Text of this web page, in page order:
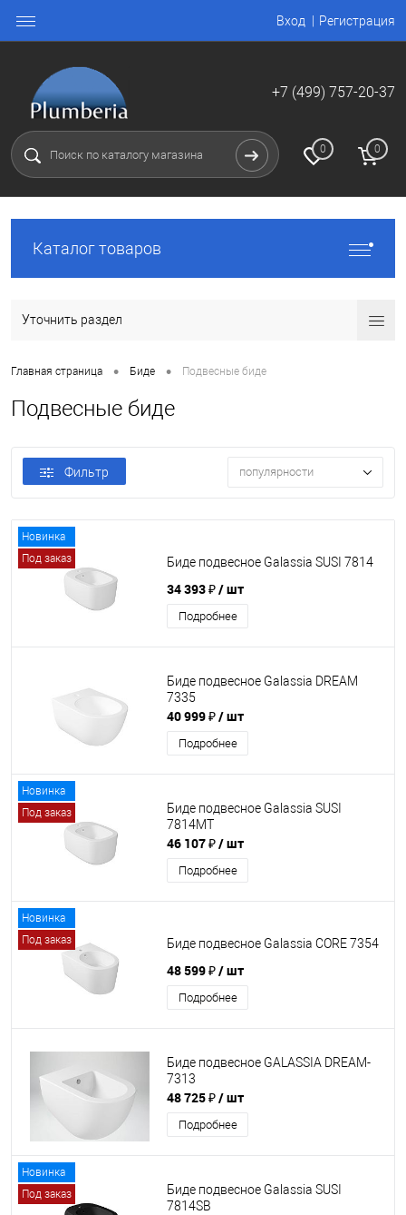
Вход Регистрация
+7 (499) 757-20-37
0 0
Каталог товаров
Уточнить раздел
Главная страница • Биде • Подвесные биде
Подвесные биде
Фильтр популярности
Новинка
Под заказ
Биде подвесное Galassia SUSI 7814
34 393 ₽/ шт
Подробнее
Биде подвесное Galassia DREAM
7335
40 999 ₽/ шт
Подробнее
Новинка
Под заказ
Биде подвесное Galassia SUSI
7814MT
46 107 ₽/ шт
Подробнее
Новинка
Под заказ
Биде подвесное Galassia CORE 7354
48 599 ₽/ шт
Подробнее
Биде подвесное GALASSIA DREAM-
7313
48 725 ₽/ шт
Подробнее
Новинка
Под заказ
Биде подвесное Galassia SUSI
7814SB